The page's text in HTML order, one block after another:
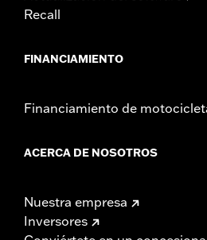
Recall
FINANCIAMIENTO
Financiamiento de
ACERCA DE NOSOTROS
Nuestra empresa
Inversores